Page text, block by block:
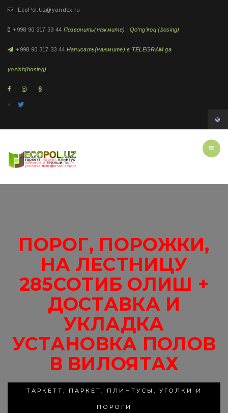
EcoPol.Uz@yandex.ru
+998 90 317 33 44 Позвонить(нажмите) | Qo'ng'iroq (bosing)
+998 90 317 33 44 Написать(нажмите) в TELEGRAM ga
yozish(bosing)
ПОРОГ, ПОРОЖКИ,
НА ЛЕСТНИЦУ
285СОТИБ ОЛИШ +
ДОСТАВКА И
УКЛАДКА
УСТАНОВКА ПОЛОВ
В ВИЛОЯТАХ
ТАРКЕТТ, ПАРКЕТ, ПЛИНТУСЫ, УГОЛКИ И
ПОРОГИ